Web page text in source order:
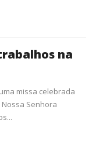
na
missa celebrada
Senhora